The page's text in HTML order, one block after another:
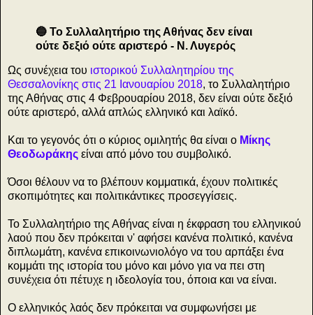
🔵 Το Συλλαλητήριο της Αθήνας δεν είναι
ούτε δεξιό ούτε αριστερό - Ν. Λυγερός
Ως συνέχεια του ιστορικού Συλλαλητηρίου της
Θεσσαλονίκης στις 21 Ιανουαρίου 2018, το Συλλαλητήριο
της Αθήνας στις 4 Φεβρουαρίου 2018, δεν είναι ούτε δεξιό
ούτε αριστερό, αλλά απλώς ελληνικό και λαϊκό.
Και το γεγονός ότι ο κύριος ομιλητής θα είναι ο Μίκης
Θεοδωράκης είναι από μόνο του συμβολικό.
Όσοι θέλουν να το βλέπουν κομματικά, έχουν πολιτικές
σκοπιμότητες και πολιτικάντικες προσεγγίσεις.
Το Συλλαλητήριο της Αθήνας είναι η έκφραση του ελληνικού
λαού που δεν πρόκειται ν' αφήσει κανένα πολιτικό, κανένα
διπλωμάτη, κανένα επικοινωνιολόγο να του αρπάξει ένα
κομμάτι της ιστορία του μόνο και μόνο για να πει στη
συνέχεια ότι πέτυχε η ιδεολογία του, όποια και να είναι.
Ο ελληνικός λαός δεν πρόκειται να συμφωνήσει με